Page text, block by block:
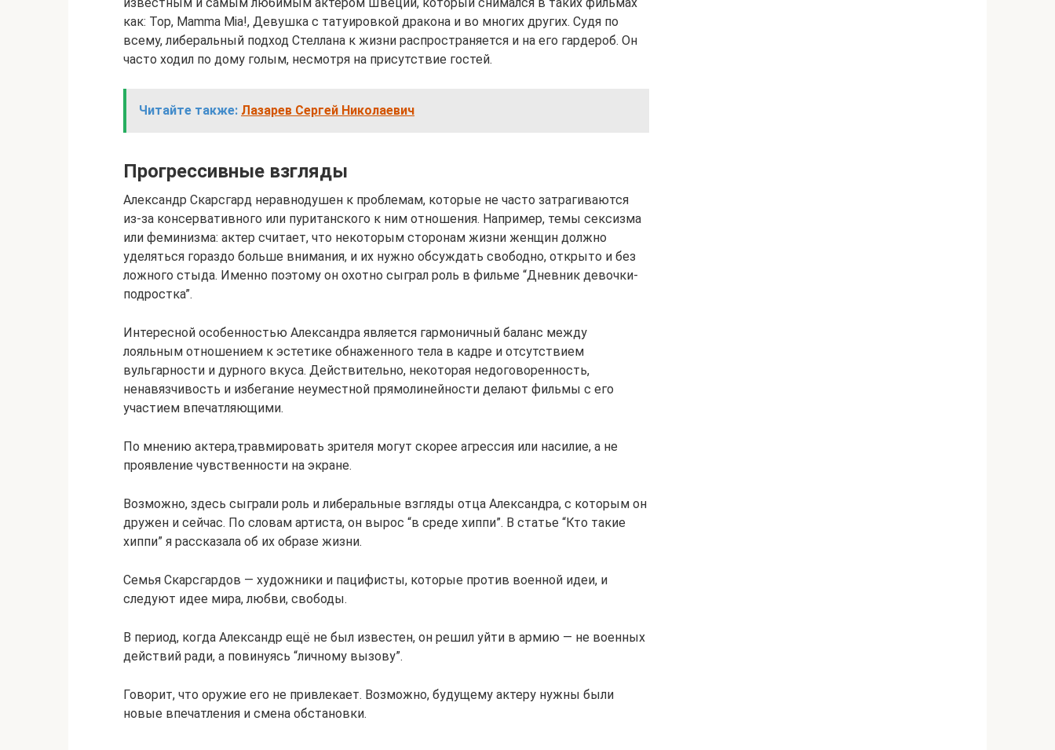
как: Тор, Mamma Mia!, Девушка с татуировкой дракона и во многих других. Судя по
всему, либеральный подход Стеллана к жизни распространяется и на его гардероб. Он
часто ходил по дому голым, несмотря на присутствие гостей.
Читайте также: Лазарев Сергей Николаевич
Прогрессивные взгляды
Александр Скарсгард неравнодушен к проблемам, которые не часто затрагиваются
из-за консервативного или пуританского к ним отношения. Например, темы сексизма
или феминизма: актер считает, что некоторым сторонам жизни женщин должно
уделяться гораздо больше внимания, и их нужно обсуждать свободно, открыто и без
ложного стыда. Именно поэтому он охотно сыграл роль в фильме “Дневник девочки-
подростка”.
Интересной особенностью Александра является гармоничный баланс между
лояльным отношением к эстетике обнаженного тела в кадре и отсутствием
вульгарности и дурного вкуса. Действительно, некоторая недоговоренность,
ненавязчивость и избегание неуместной прямолинейности делают фильмы с его
участием впечатляющими.
По мнению актера,травмировать зрителя могут скорее агрессия или насилие, а не
проявление чувственности на экране.
Возможно, здесь сыграли роль и либеральные взгляды отца Александра, с которым он
дружен и сейчас. По словам артиста, он вырос “в среде хиппи”. В статье “Кто такие
хиппи” я рассказала об их образе жизни.
Семья Скарсгардов — художники и пацифисты, которые против военной идеи, и
следуют идее мира, любви, свободы.
В период, когда Александр ещё не был известен, он решил уйти в армию — не военных
действий ради, а повинуясь “личному вызову”.
Говорит, что оружие его не привлекает. Возможно, будущему актеру нужны были
новые впечатления и смена обстановки.